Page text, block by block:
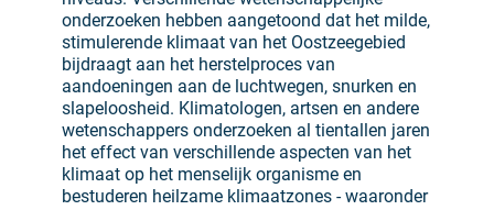
onderzoeken hebben aangetoond dat het milde,
stimulerende klimaat van het Oostzeegebied
bijdraagt aan het herstelproces van
aandoeningen aan de luchtwegen, snurken en
slapeloosheid. Klimatologen, artsen en andere
wetenschappers onderzoeken al tientallen jaren
het effect van verschillende aspecten van het
klimaat op het menselijk organisme en
bestuderen heilzame klimaatzones - waaronder